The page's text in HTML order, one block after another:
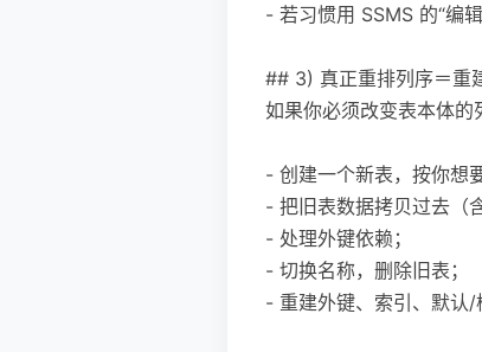
- 若习惯用 SSMS 的“编
## 3) 真正重排列序＝重
如果你必须改变表本体的
- 创建一个新表，按你想
- 把旧表数据拷贝过去（
- 处理外键依赖；
- 切换名称，删除旧表；
- 重建外键、索引、默认/